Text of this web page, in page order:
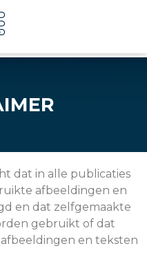
dat in alle publicaties
afbeeldingen en
en dat zelfgemaakte
gebruikt of dat
en teksten